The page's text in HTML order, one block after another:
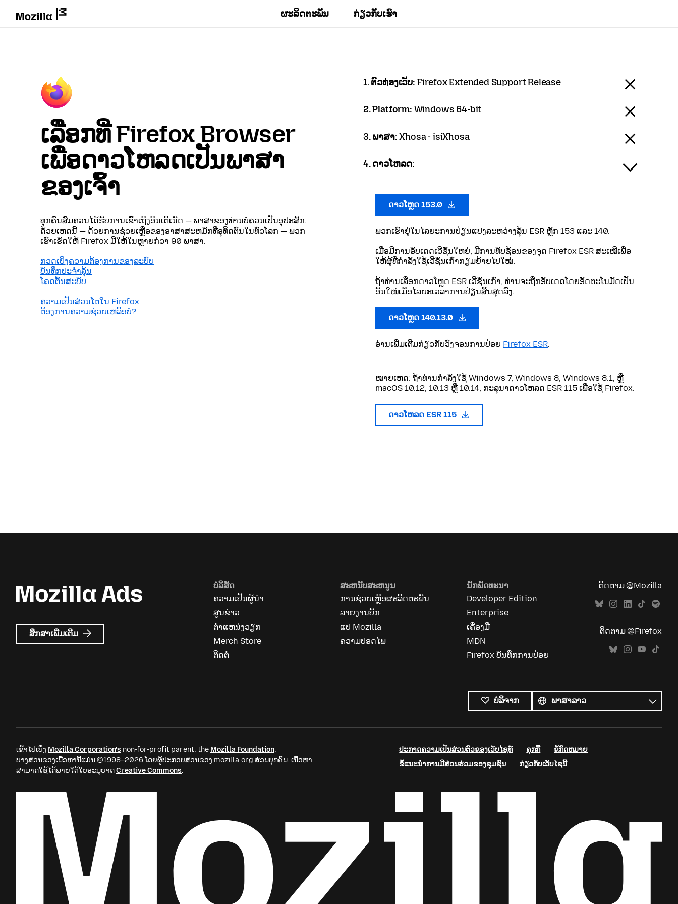
ຜະລິດຕະພັນ ກ່ຽວກັບເຮົາ
ເລືອກທີ່ Firefox Browser
ເພື່ອດາວໂຫລດເປັນພາສາ
ຂອງເຈົ້າ
ທຸກຄົນສົມຄວນໄດ້ຮັບການເຂົ້າເຖິງອິນເຕີເນັດ — ພາສາຂອງທ່ານບໍ່ຄວນເປັນອຸປະສັກ.
ດ້ວຍເຫດນີ້ — ດ້ວຍການຊ່ວຍເຫຼືອຂອງອາສາສະຫມັກທີ່ອຸທິດຕົນໃນທົ່ວໂລກ — ພວກ
ເຮົາເຮັດໃຫ້ Firefox ມີໃຫ້ໃນຫຼາຍກ່ວາ 90 ພາສາ.
ກວດເບິງຄວາມຕ້ອງການຂອງລະບົບ
ບັນທຶກປະຈຳລຸ້ນ
ໂຄດຕົ້ນສະບັບ
ຄວາມເປັນສ່ວນໂຕໃນ Firefox
ຕ້ອງການຄວາມຊ່ວຍເຫລືອບໍ?
1. ຕົວທ່ອງເວັບ: Firefox Extended Support Release
2. Platform: Windows 64-bit
3. ພາສາ:Xhosa - isiXhosa
4. ດາວໂຫລດ:
ດາວໂຫຼດ 153.0
ພວກເຮົາຢູ່ໃນໄລຍະການປ່ຽນແປງລະຫວ່າງລຸ້ນ ESR ຫຼັກ 153 ແລະ 140.
ເມື່ອມີການອັບເດດເວີຊັ່ນໃຫຍ່, ມີການທັບຊ້ອນຂອງຈຸດ Firefox ESR ສະເໝີເພື່ອ
ໃຫ້ຜູ້ທີ່ກຳລັງໃຊ້ເວີຊັ່ນເກົ່າກຽມຍ້າຍໄປໃໝ່.
ຖ້າທ່ານເລືອກດາວໂຫຼດ ESR ເວີຊັ່ນເກົ່າ, ທ່ານຈະຖືກອັບເດດໂດຍອັດຕະໂນມັດເປັນ
ອັນໃໝ່ເມື່ອໄລຍະເວລາການປ່ຽນສິ້ນສຸດລົງ.
ດາວໂຫຼດ 140.13.0
ອ່ານເພີ່ມເຕີມກ່ຽວກັບວົງຈອນການປ່ອຍ Firefox ESR.
ໝາຍເຫດ: ຖ້າທ່ານກໍາລັງໃຊ້ Windows 7, Windows 8, Windows 8.1, ຫຼື
macOS 10.12, 10.13 ຫຼື 10.14, ກະລຸນາດາວໂຫລດ ESR 115 ເພື່ອໃຊ້ Firefox.
ດາວໂຫລດ ESR 115
ສຶກສາເພີ່ມເຕີມ ກ່ຽວກັບ
Mozilla
ບໍລິສັດ
ຄວາມເປັນຜູ້ນຳ
ສູນຂ່າວ
ຕຳແຫນ່ງວຽກ
Merch Store
ຕິດຕໍ່
ສະຫນັບສະຫນູນ
ການຊ່ວຍເຫຼືອຜະລິດຕະພັນ
ລາຍງານບັກ
ແປ Mozilla
ຄວາມປອດໄພ
ນັກພັດທະນາ
Developer Edition
Enterprise
ເຄື່ອງມື
MDN
Firefox ບັນທຶກການປ່ອຍ
ຕິດຕາມ @Mozilla
ຕິດຕາມ @Firefox
ບໍລິຈາກ
ທັງໝົດ
ພາສາ
ເຂົ້າໄປເບິ່ງ Mozilla Corporation's non-for-profit parent, the Mozilla Foundation.
ບາງສ່ວນຂອງເນື້ອຫານີ້ແມ່ນ ©1998–2026 ໂດຍຜູ້ປະກອບສ່ວນຂອງ mozilla.org ສ່ວນບຸກຄົນ. ເນື້ອຫາ
ສາມາດໃຊ້ໄດ້ພາຍໃຕ້ໃບອະນຸຍາດCreative Commons.
ປະກາດຄວາມເປັນສ່ວນຕົວຂອງເວັບໄຊທ໌ ຄຸກກີ້
ຂໍ້ກົດຫມາຍ
ຂໍ້ແນະນຳການມີສ່ວນຮ່ວມຂອງຊຸມຊົນ
ກ່ຽວກັບເວັບໄຊນີ້